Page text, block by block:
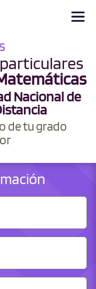
Nacional de
de tu grado